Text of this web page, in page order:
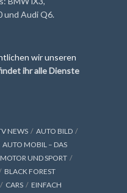
und Audi Q6.
wir unseren
ihr alle Dienste
NEWS
AUTO BILD
AUTO MOBIL – DAS
UND SPORT
BLACK FOREST
CARS
EINFACH